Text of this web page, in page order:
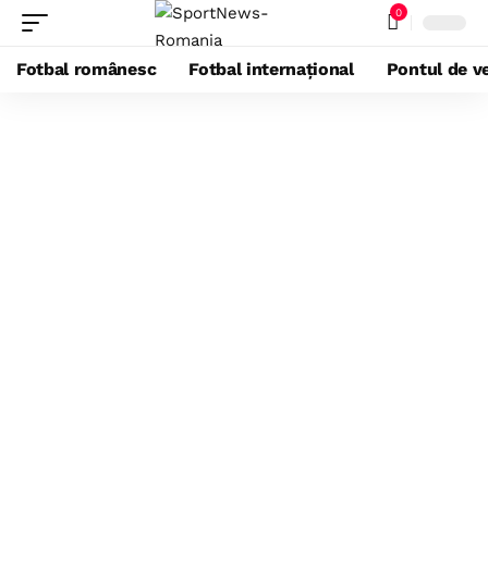
0
Fotbal românesc Fotbal internațional Pontul de